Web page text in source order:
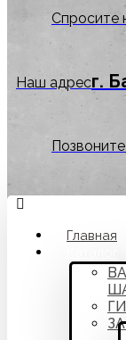
Спросите
Наш адресг.
Главная